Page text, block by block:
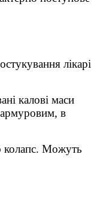
лікарі
калові маси
в
колапс. Можуть